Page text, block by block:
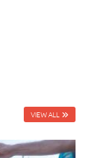
VIEW ALL